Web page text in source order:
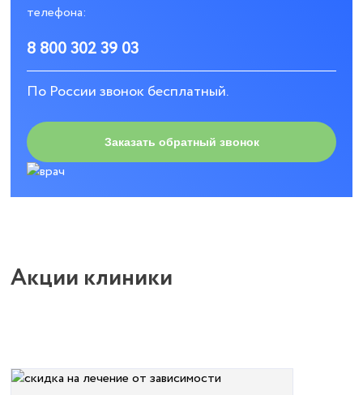
телефона:
8 800 302 39 03
По России звонок бесплатный.
Заказать обратный звонок
Акции клиники